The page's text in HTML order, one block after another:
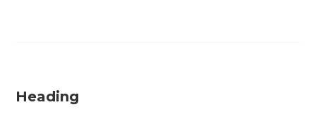
Heading